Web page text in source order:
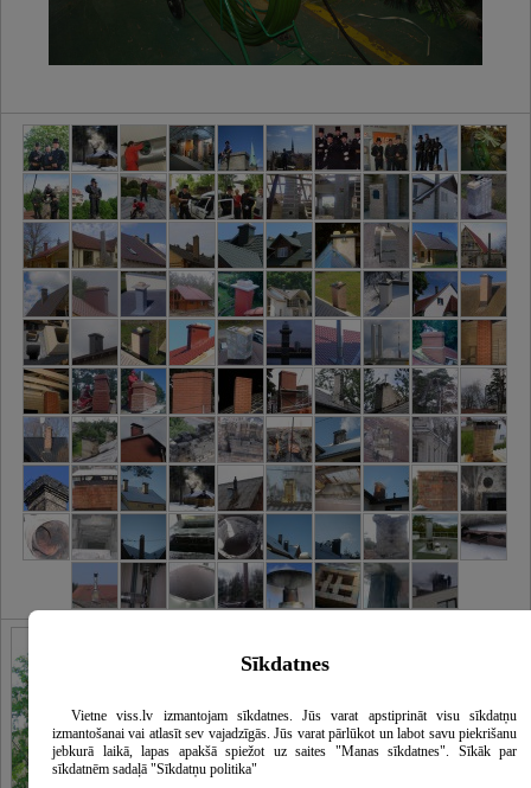
Sīkdatnes
Vietne viss.lv izmantojam sīkdatnes. Jūs varat apstiprināt visu sīkdatņu
izmantošanai vai atlasīt sev vajadzīgās. Jūs varat pārlūkot un labot savu piekrišanu
jebkurā laikā, lapas apakšā spiežot uz saites "Manas sīkdatnes". Sīkāk par
sīkdatnēm sadaļā "Sīkdatņu politika"